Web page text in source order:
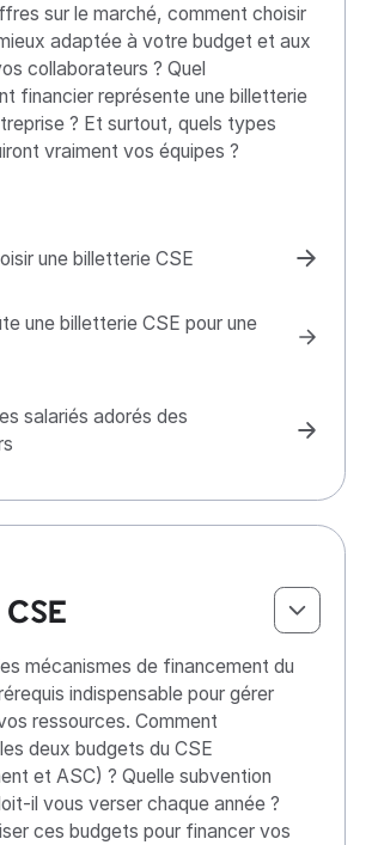
sur le marché, comment choisir
adaptée à votre budget et aux
collaborateurs ? Quel
financier représente une billetterie
? Et surtout, quels types
vraiment vos équipes ?
une billetterie CSE
une billetterie CSE pour une
salariés adorés des
mécanismes de financement du
indispensable pour gérer
ressources. Comment
deux budgets du CSE
et ASC) ? Quelle subvention
il vous verser chaque année ?
ces budgets pour financer vos